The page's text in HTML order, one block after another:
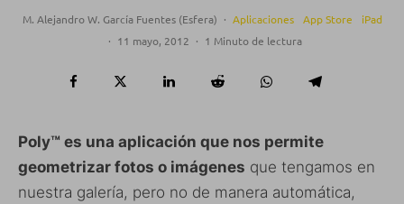
M. Alejandro W. García Fuentes (Esfera) · Aplicaciones App Store
iPad
· 11 mayo, 2012 · 1 Minuto de lectura
Poly™ es una aplicación que nos permite
geometrizar fotos o imágenes que tengamos en
nuestra galería, pero no de manera automática,